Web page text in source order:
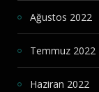
Ağustos 2022
Temmuz 2022
Haziran 2022